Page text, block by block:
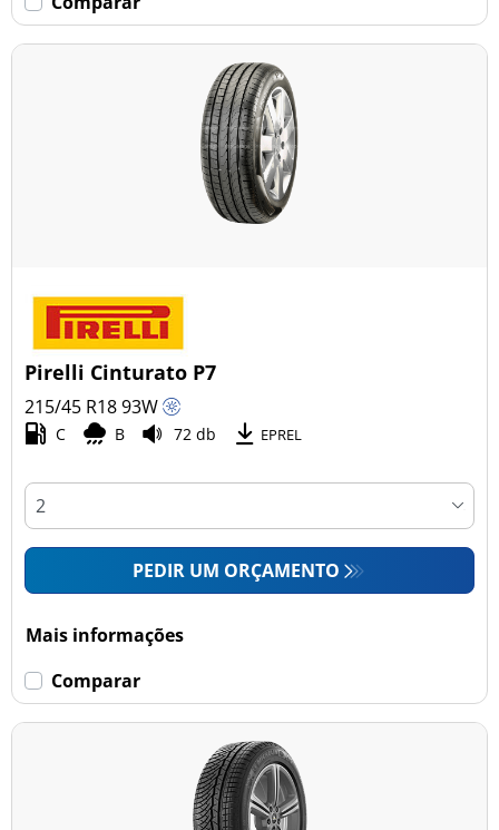
Pirelli Cinturato P7
215/45 R1893W
C B 72 db EPREL
PEDIR UM ORÇAMENTO
Mais informações
Comparar